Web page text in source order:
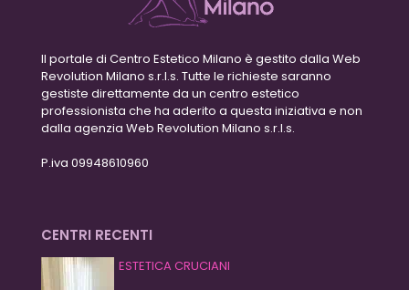
Il portale di Centro Estetico Milano è gestito dalla Web
Revolution Milano s.r.l.s. Tutte le richieste saranno
gestiste direttamente da un centro estetico
professionista che ha aderito a questa iniziativa e non
dalla agenzia Web Revolution Milano s.r.l.s.
P.iva 09948610960
CENTRI RECENTI
ESTETICA CRUCIANI